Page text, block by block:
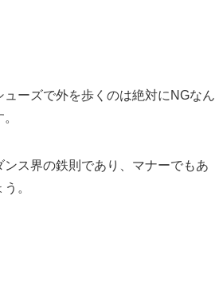
ーズで外を歩くのは絶対にNGなん
ス界の鉄則であり、マナーでもあ
。